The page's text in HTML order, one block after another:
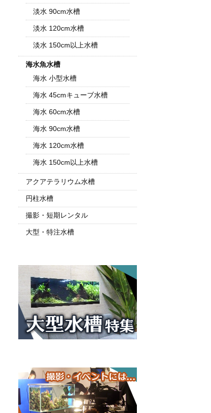
淡水 90cm水槽
淡水 120cm水槽
淡水 150cm以上水槽
海水魚水槽
海水 小型水槽
海水 45cmキューブ水槽
海水 60cm水槽
海水 90cm水槽
海水 120cm水槽
海水 150cm以上水槽
アクアテラリウム水槽
円柱水槽
撮影・短期レンタル
大型・特注水槽